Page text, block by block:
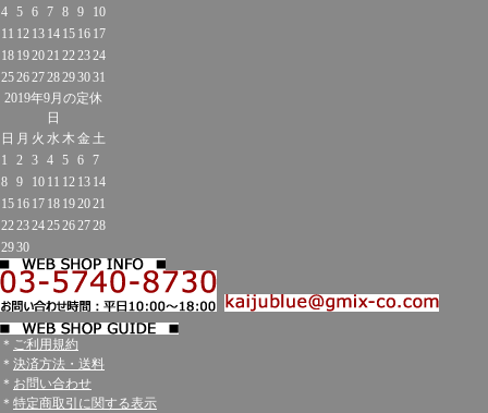
4 5 6 7 8 9
10
11 12 13 14 15 16 17
18 192021 222324
25262728293031
2019年9月の定休
日
日 月 火 水 木 金 土
1
2 3 4 5 6 7
8 9 10 11 12 13 14
15 16 17 18 192021
22232425262728
2930
＊ ご利用規約
＊ 決済方法・送料
＊ お問い合わせ
＊ 特定商取引に関する表示